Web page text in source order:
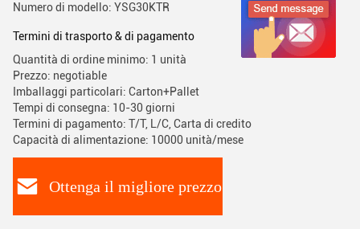
Numero di modello: YSG30KTR
Termini di trasporto & di pagamento
Quantità di ordine minimo: 1 unità
Prezzo: negotiable
Imballaggi particolari: Carton+Pallet
Tempi di consegna: 10-30 giorni
Termini di pagamento: T/T, L/C, Carta di credito
Capacità di alimentazione: 10000 unità/mese
Ottenga il migliore prezzo